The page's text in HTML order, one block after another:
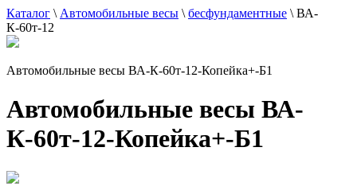
Каталог \ Автомобильные весы \ бесфундаментные \ ВА-
К-60т-12
Автомобильные весы ВА-К-60т-12-Копейка+-Б1
Автомобильные весы ВА-
К-60т-12-Копейка+-Б1